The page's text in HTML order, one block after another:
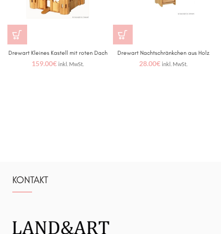
Drewart Kleines Kastell mit roten Dach
159.00€ inkl. MwSt.
Drewart Nachtschränkchen aus Holz
28.00€ inkl. MwSt.
KONTAKT